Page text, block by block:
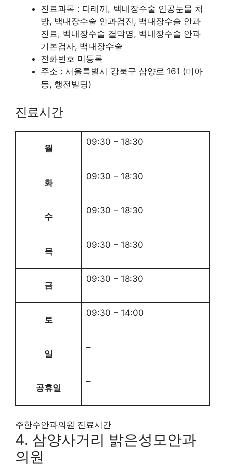
진료과목 : 다래끼, 백내장수술 인공눈물 처
방, 백내장수술 안과검진, 백내장수술 안과
진료, 백내장수술 결막염, 백내장수술 안과
기본검사, 백내장수술
전화번호 미등록
주소 : 서울특별시 강북구 삼양로 161 (미아
동, 행전빌딩)
진료시간
월
09:30 – 18:30
화
09:30 – 18:30
수
09:30 – 18:30
목
09:30 – 18:30
금
09:30 – 18:30
토
09:30 – 14:00
일
–
공휴일
–
주한수안과의원 진료시간
4. 삼양사거리 밝은성모안과
의원